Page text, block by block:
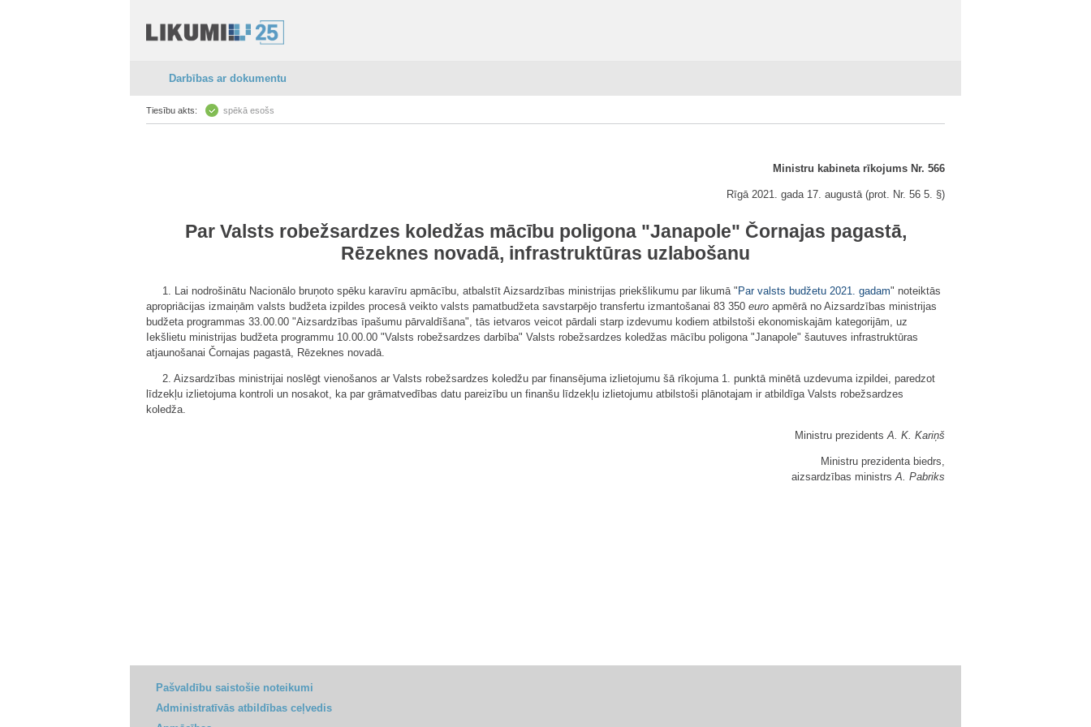
Darbības ar dokumentu
Tiesību akts: spēkā esošs
Ministru kabineta rīkojums Nr. 566
Rīgā 2021. gada 17. augustā (prot. Nr. 56 5. §)
Par Valsts robežsardzes koledžas mācību poligona "Janapole" Čornajas pagastā,
Rēzeknes novadā, infrastruktūras uzlabošanu
1. Lai nodrošinātu Nacionālo bruņoto spēku karavīru apmācību, atbalstīt Aizsardzības ministrijas priekšlikumu par likumā " Par valsts budžetu 2021. gadam" noteiktās
apropriācijas izmaiņām valsts budžeta izpildes procesā veikto valsts pamatbudžeta savstarpējo transfertu izmantošanai 83 350 euro apmērā no Aizsardzības ministrijas
budžeta programmas 33.00.00 "Aizsardzības īpašumu pārvaldīšana", tās ietvaros veicot pārdali starp izdevumu kodiem atbilstoši ekonomiskajām kategorijām, uz
Iekšlietu ministrijas budžeta programmu 10.00.00 "Valsts robežsardzes darbība" Valsts robežsardzes koledžas mācību poligona "Janapole" šautuves infrastruktūras
atjaunošanai Čornajas pagastā, Rēzeknes novadā.
2. Aizsardzības ministrijai noslēgt vienošanos ar Valsts robežsardzes koledžu par finansējuma izlietojumu šā rīkojuma 1. punktā minētā uzdevuma izpildei, paredzot
līdzekļu izlietojuma kontroli un nosakot, ka par grāmatvedības datu pareizību un finanšu līdzekļu izlietojumu atbilstoši plānotajam ir atbildīga Valsts robežsardzes
koledža.
Ministru prezidentsA. K. Kariņš
Ministru prezidenta biedrs,
aizsardzības ministrsA. Pabriks
Pašvaldību saistošie noteikumi
Administratīvās atbildības ceļvedis